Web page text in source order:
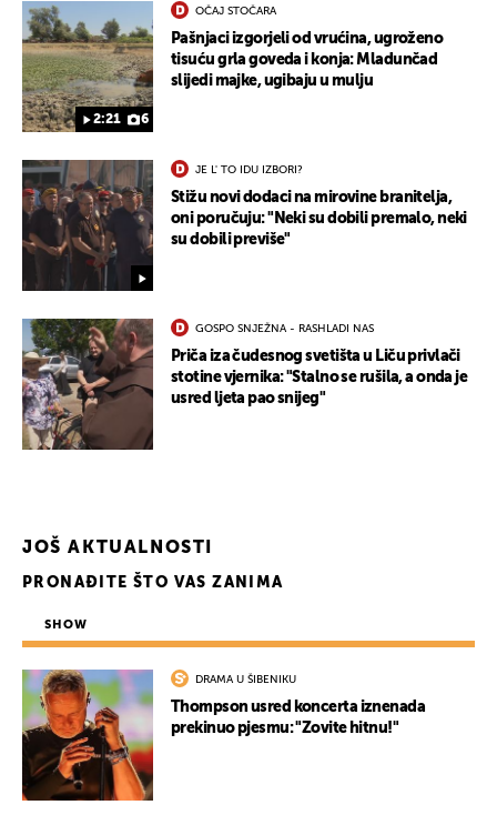
2:21 6
OČAJ STOČARA
Pašnjaci izgorjeli od vrućina, ugroženo
tisuću grla goveda i konja: Mladunčad
slijedi majke, ugibaju u mulju
JE L' TO IDU IZBORI?
Stižu novi dodaci na mirovine branitelja,
oni poručuju: "Neki su dobili premalo, neki
su dobili previše"
GOSPO SNJEŽNA - RASHLADI NAS
Priča iza čudesnog svetišta u Liču privlači
stotine vjernika: "Stalno se rušila, a onda je
usred ljeta pao snijeg"
JOŠ AKTUALNOSTI
PRONAĐITE ŠTO VAS ZANIMA
SHOW
DRAMA U ŠIBENIKU
Thompson usred koncerta iznenada
prekinuo pjesmu: "Zovite hitnu!"